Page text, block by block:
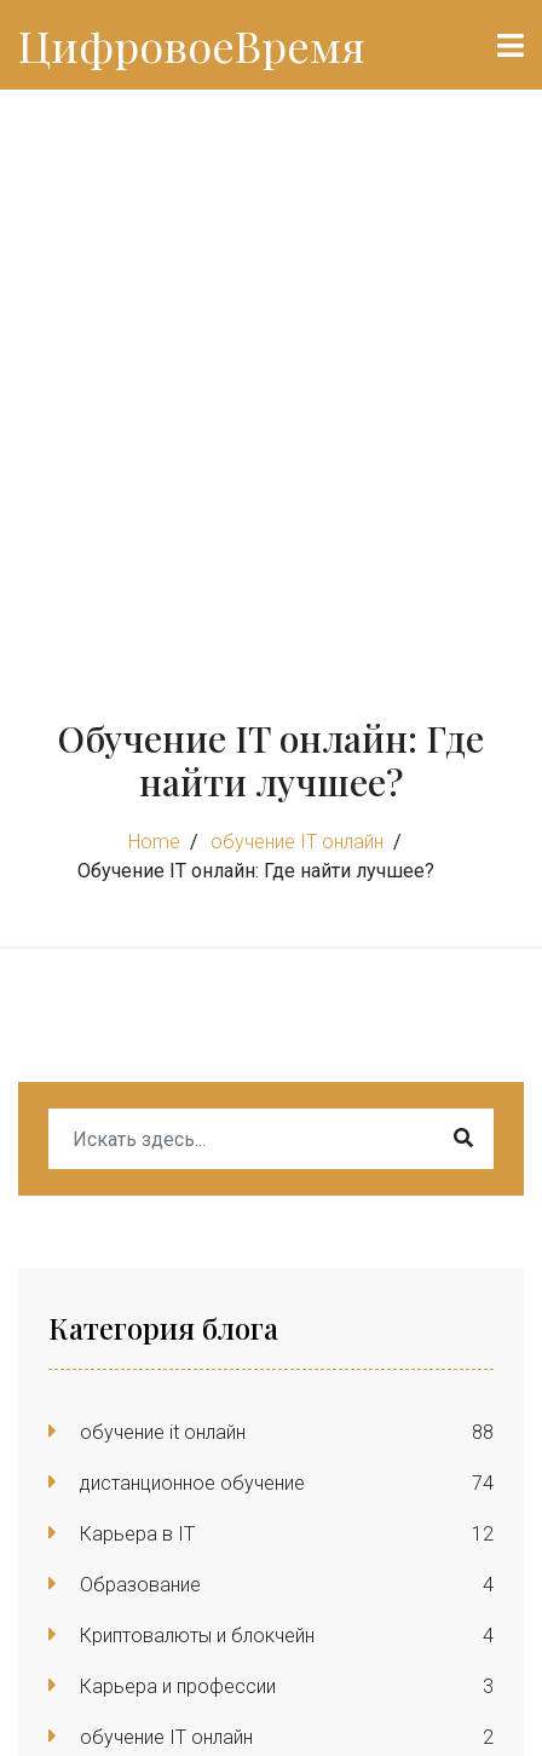
ЦифровоеВремя
Обучение IT онлайн: Где
найти лучшее?
Home
обучение IT онлайн
Обучение IT онлайн: Где найти лучшее?
Категория блога
обучение it онлайн 88
дистанционное обучение 74
Карьера в IT 12
Образование 4
Криптовалюты и блокчейн 4
Карьера и профессии 3
обучение IT онлайн 2